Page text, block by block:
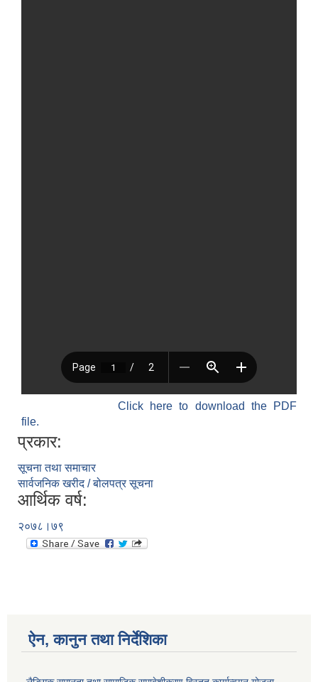
Click here to download the PDF
file.
प्रकार:
सूचना तथा समाचार
सार्वजनिक खरीद / बोलपत्र सूचना
आर्थिक वर्ष:
२०७८।७९
ऐन, कानुन तथा निर्देशिका